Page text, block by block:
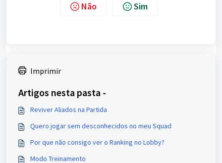
Não Sim
Imprimir
Artigos nesta pasta -
Reviver Aliados na Partida
Quero jogar sem desconhecidos no meu Squad
Por que não consigo ver o Ranking no Lobby?
Modo Treinamento